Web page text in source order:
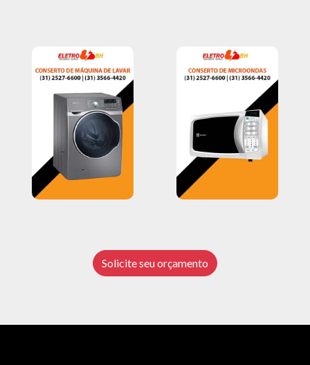
Solicite seu orçamento